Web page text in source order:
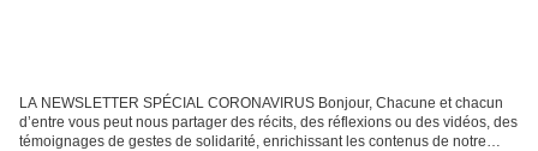
LA NEWSLETTER SPÉCIAL CORONAVIRUS Bonjour, Chacune et chacun
d’entre vous peut nous partager des récits, des réflexions ou des vidéos, des
témoignages de gestes de solidarité, enrichissant les contenus de notre